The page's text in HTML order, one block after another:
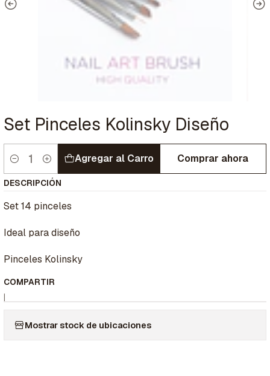
Set Pinceles Kolinsky Diseño
Cantidad
Agregar al Carro Comprar ahora
DESCRIPCIÓN
Set 14 pinceles
Ideal para diseño
Pinceles Kolinsky
COMPARTIR
|
Mostrar stock de ubicaciones